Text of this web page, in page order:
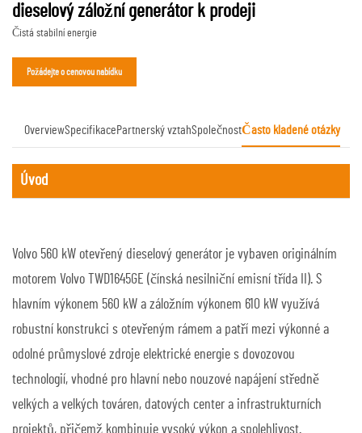
dieselový záložní generátor k prodeji
Čistá stabilní energie
Požádejte o cenovou nabídku
OverviewSpecifikacePartnerský vztahSpolečnostČasto kladené otázky
Úvod
Volvo 560 kW otevřený dieselový generátor je vybaven originálním
motorem Volvo TWD1645GE (čínská nesilniční emisní třída II). S
hlavním výkonem 560 kW a záložním výkonem 610 kW využívá
robustní konstrukci s otevřeným rámem a patří mezi výkonné a
odolné průmyslové zdroje elektrické energie s dovozovou
technologií, vhodné pro hlavní nebo nouzové napájení středně
velkých a velkých továren, datových center a infrastrukturních
projektů, přičemž kombinuje vysoký výkon a spolehlivost.